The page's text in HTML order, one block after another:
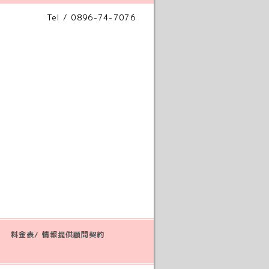
Tel / 0896-74-7076
料金表/ 情報提供顧問契約